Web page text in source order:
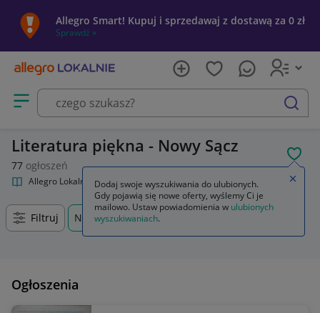
Allegro Smart! Kupuj i sprzedawaj z dostawą za 0 zł
Sprawdź »
Otwórz menu z kategoriami
szukaj
Literatura piękna - Nowy Sącz
77 ogłoszeń
Allegro Lokalnie Kultura i rozrywka Książki Literatura piękna
Filtruj Nowy Sącz, Małopolskie, +0 km
Ogłoszenia
Dodaj swoje wyszukiwania do ulubionych.
Gdy pojawią się nowe oferty, wyślemy Ci je
mailowo. Ustaw powiadomienia w ulubionych
wyszukiwaniach.